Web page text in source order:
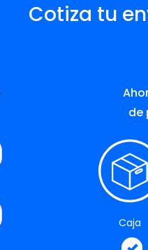
Cotiza tu
de
Caja